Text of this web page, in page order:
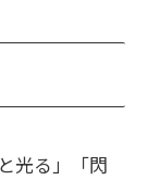
光る」「閃